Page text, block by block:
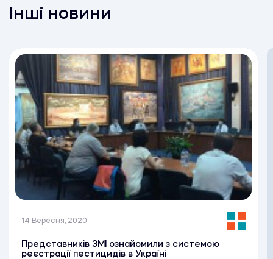
Інші новини
14 Вересня, 2020
Представників ЗМІ ознайомили з системою
реєстрації пестицидів в Україні